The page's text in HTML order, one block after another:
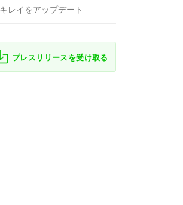
キレイをアップデート
プレスリリースを受け取る